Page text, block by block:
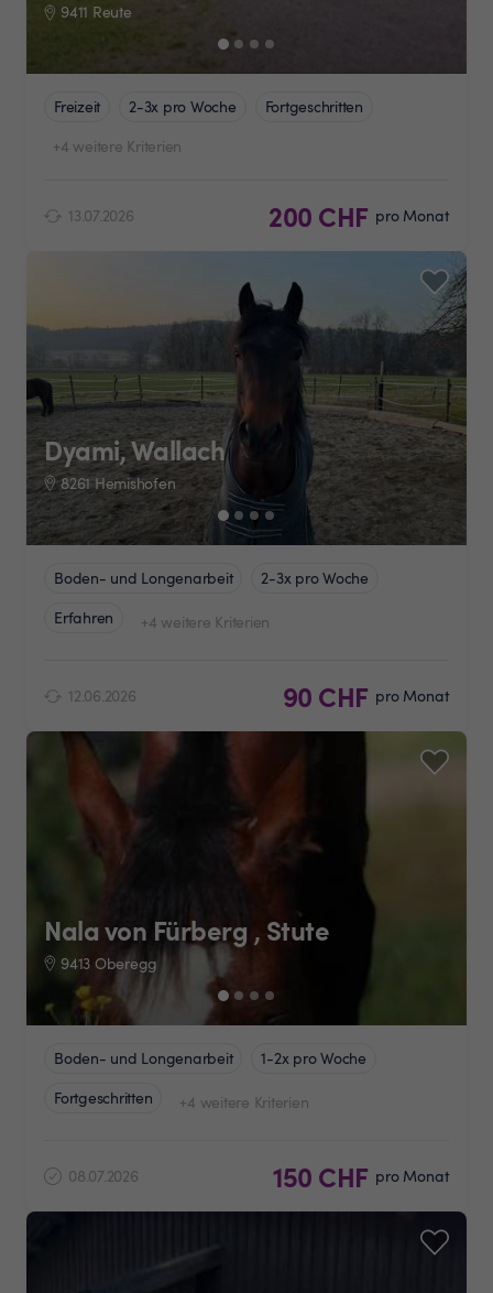
9411 Reute
Freizeit 2-3x pro Woche
Fortgeschritten
+4 weitere Kriterien
13.07.2026 200 CHF pro Monat
Dyami, Wallach
8261 Hemishofen
Boden- und Longenarbeit
2-3x pro Woche
Erfahren
+4 weitere Kriterien
12.06.2026 90 CHF pro Monat
Nala von Fürberg , Stute
9413 Oberegg
Boden- und Longenarbeit
1-2x pro Woche
Fortgeschritten
+4 weitere Kriterien
08.07.2026 150 CHF pro Monat